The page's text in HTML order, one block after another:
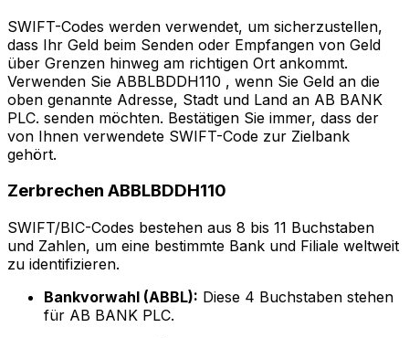
SWIFT-Codes werden verwendet, um sicherzustellen,
dass Ihr Geld beim Senden oder Empfangen von Geld
über Grenzen hinweg am richtigen Ort ankommt.
Verwenden Sie ABBLBDDH110 , wenn Sie Geld an die
oben genannte Adresse, Stadt und Land an AB BANK
PLC. senden möchten. Bestätigen Sie immer, dass der
von Ihnen verwendete SWIFT-Code zur Zielbank
gehört.
Zerbrechen ABBLBDDH110
SWIFT/BIC-Codes bestehen aus 8 bis 11 Buchstaben
und Zahlen, um eine bestimmte Bank und Filiale weltweit
zu identifizieren.
Bankvorwahl (ABBL): Diese 4 Buchstaben stehen
für AB BANK PLC.